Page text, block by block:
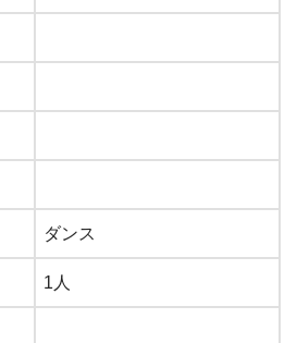
ダンス
1人